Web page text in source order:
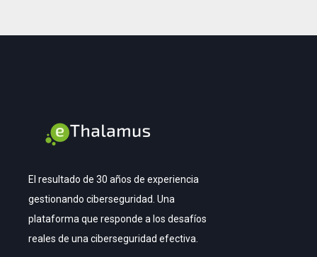
El resultado de 30 años de experiencia
gestionando ciberseguridad. Una
plataforma que responde a los desafíos
reales de una ciberseguridad efectiva.